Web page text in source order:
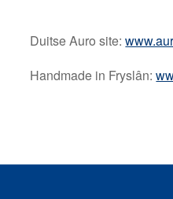
Duitse Auro site:
Handmade in Fryslân: